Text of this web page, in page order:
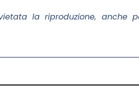
la riproduzione, anche